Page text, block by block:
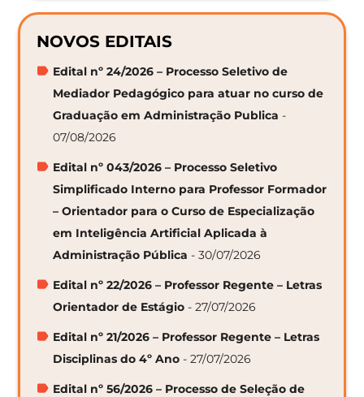
NOVOS EDITAIS
Edital nº 24/2026 – Processo Seletivo de
Mediador Pedagógico para atuar no curso de
Graduação em Administração Publica -
07/08/2026
Edital nº 043/2026 – Processo Seletivo
Simplificado Interno para Professor Formador
– Orientador para o Curso de Especialização
em Inteligência Artificial Aplicada à
Administração Pública - 30/07/2026
Edital nº 22/2026 – Professor Regente – Letras
Orientador de Estágio - 27/07/2026
Edital nº 21/2026 – Professor Regente – Letras
Disciplinas do 4º Ano - 27/07/2026
Edital nº 56/2026 – Processo de Seleção de